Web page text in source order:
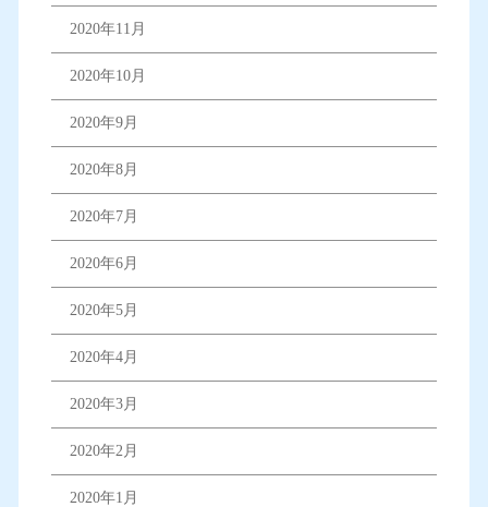
2020年11月
2020年10月
2020年9月
2020年8月
2020年7月
2020年6月
2020年5月
2020年4月
2020年3月
2020年2月
2020年1月